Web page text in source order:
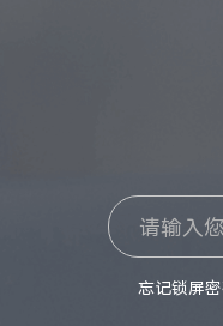
忘记锁屏